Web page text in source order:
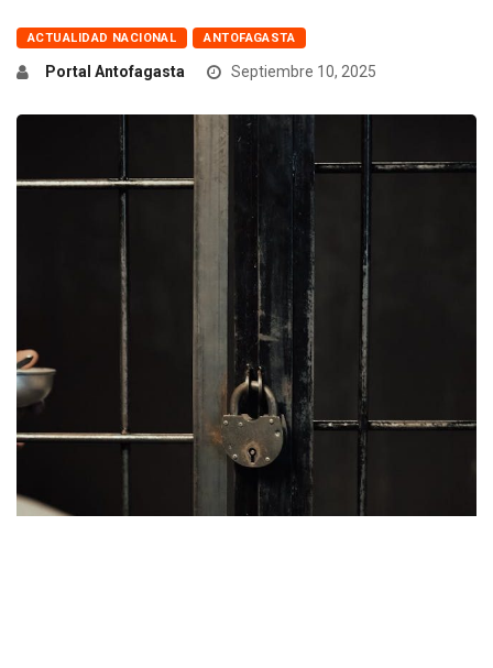
ACTUALIDAD NACIONAL ANTOFAGASTA
Portal Antofagasta Septiembre 10, 2025